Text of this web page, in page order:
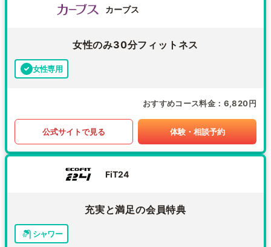
カーブス
女性のみ30分フィットネス
女性専用
おすすめコース料金 6,820円
公式サイトで見る 体験・相談予約
FiT24
充実と満足の会員特典
シャワー